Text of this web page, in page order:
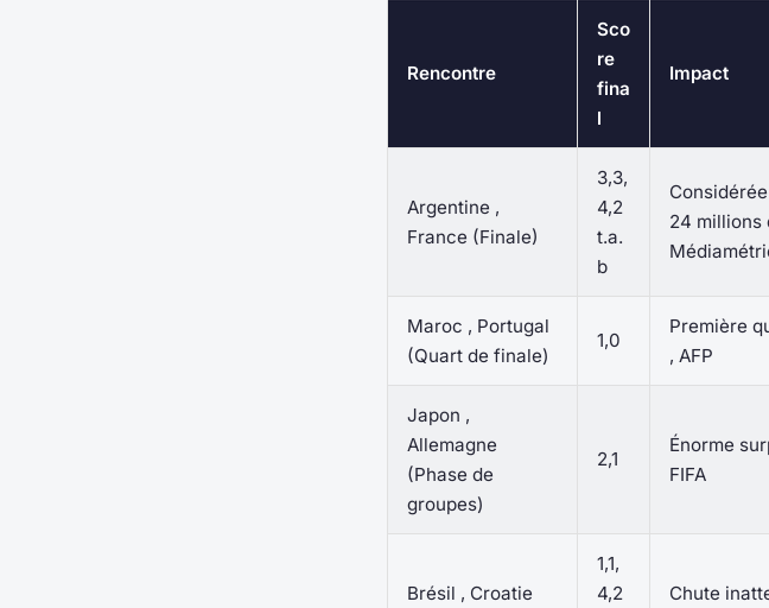
Rencontre
Sco
re
fina
l
Impact
Argentine ,
France (Finale)
3,3,
4,2
t.a.
b
24 millions
Maroc , Portugal
(Quart de finale)
1,0
Première
, AFP
Japon ,
Allemagne
(Phase de
groupes)
2,1
Énorme
FIFA
Brésil , Croatie
1,1,
4,2
Chute